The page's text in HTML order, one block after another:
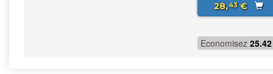
28,43€
Economisez 25.42